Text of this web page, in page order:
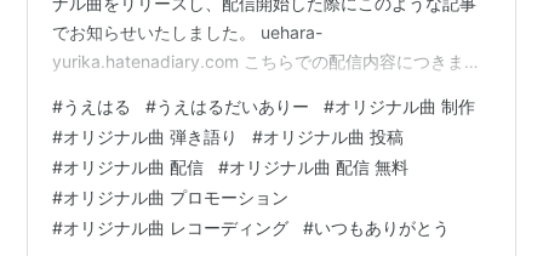
でお知らせいたしました。 uehara-
yurika.hatenadiary.com こちらでの配信内容につきまし
みに縮小することにしましたので、お知らせします。６
月後半のどこかのタイミングで更新がかかり次第、私の
オリジナル曲はAmazon MusicやLINE MUSIC、Spotify
やApple Musicなどで聴くことができなくなります。 ラ
ンキング参加中音楽室 ただし、こちらのYo…
#うえはる #うえはるだいありー #オリジナル曲 制作
#オリジナル曲 弾き語り #オリジナル曲 投稿
#オリジナル曲 配信 #オリジナル曲 配信 無料
#オリジナル曲 プロモーション
#オリジナル曲 レコーディング #いつもありがとう